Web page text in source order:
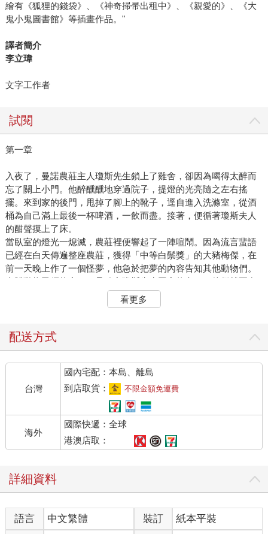
繪有《狐狸的錢袋》、《神奇掃帚出租中》、《親愛的》、《大
鬼小鬼圖書館》等插畫作品。"
譯者簡介
李立瑋
文字工作者
試閱
第一章
入夜了，曼諾農莊主人瓊斯先生鎖上了雞舍，卻因為喝得太醉而
忘了關上小門。他醉醺醺地穿過院子，提燈的光亮隨之左右搖
擺。來到家的後門，甩掉了腳上的靴子，逕自進入洗滌室，從酒
桶為自己滿上最後一杯啤酒，一飲而盡。接著，便循著瓊斯夫人
的酣聲摸上了床。
當臥室的燈光一熄滅，農莊裡便響起了一陣喧鬧。因為流言蜚語
已經在白天傳遍整座農莊，獲得「中等白鬃獎」的大豬梅傑，在
前一天晚上作了一個怪夢，他急於把夢的內容告知其他動物們。
全體動物已經約定，一旦確定瓊斯先生回家休息了，他們就要在
大穀倉裡聚會。儘管他參展時的名稱是「威靈頓美神」，動物們
都稱他為大豬梅傑，他在農莊的崇高地位，使得每隻動物無不情
在大穀倉一頭築高的平臺上，大豬梅傑安坐在他的草墊上，頭上
仍不失為一頭外型威嚴的豬。儘管他的獠牙從未被截斷，模樣仍
慈善和祥。很快地，動物們漸漸聚齊，各按各的習性坐定位。最
先到的是三隻狗：藍鈴、傑西和小鉗。然後是一群豬，他們立刻
在最靠近平臺的位置上落座。母雞們棲在窗臺，鴿子們則撲撲拍
翅飛到椽樑上，綿羊和母牛臥在豬群的後面開始反芻。一同進來
的兩匹壯馬是拳師和克羅薇，他們的腳步緩慢，多毛的蹄子小心
地踩踏，惟恐傷到躲在牧草下的小動物。克羅薇是一匹已近中年
的母馬，自從生了第四匹小駒之後，就再也恢復不了往日的身
頭普通的馬。他鼻子上的一條白條紋使他看起來有些愚笨可笑，
事實上他雖然並不具備一流的智慧，卻眾所公認性格堅韌，工作
起來孔武有力。隨後進來的是山羊穆勒和驢子班傑明，班傑明是
農莊裡最老的動物，也是脾氣最壞的動物。他很少說話，縱使開
了口，也脫不了尖酸刻薄與憤世嫉俗的評論。比如，他會說，上
看更多
配送方式
台灣
國內宅配：本島、離島
到店取貨：
不限金額免運費
海外
國際快遞：全球
港澳店取：
詳細資料
語言 中文繁體 裝訂 紙本平裝